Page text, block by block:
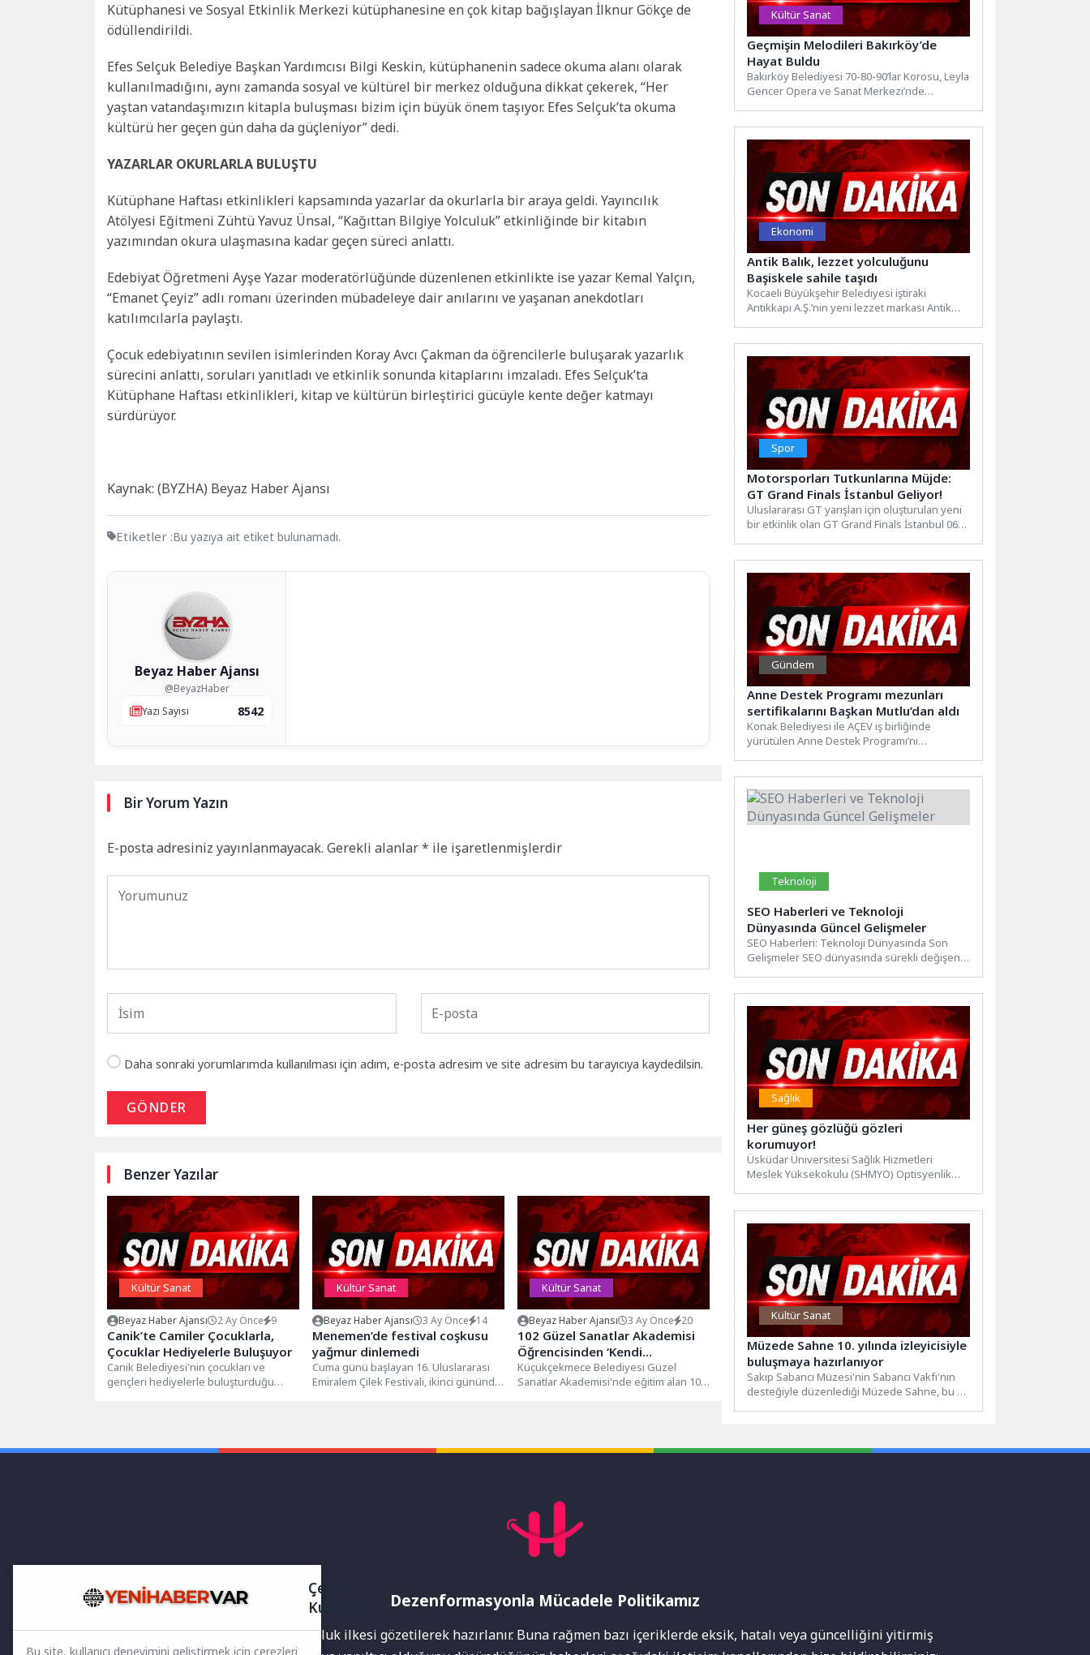
Kütüphanesi ve Sosyal Etkinlik Merkezi kütüphanesine en çok kitap bağışlayan İlknur Gökçe de
ödüllendirildi.
Efes Selçuk Belediye Başkan Yardımcısı Bilgi Keskin, kütüphanenin sadece okuma alanı olarak
kullanılmadığını, aynı zamanda sosyal ve kültürel bir merkez olduğuna dikkat çekerek, “Her
yaştan vatandaşımızın kitapla buluşması bizim için büyük önem taşıyor. Efes Selçuk’ta okuma
kültürü her geçen gün daha da güçleniyor” dedi.
YAZARLAR OKURLARLA BULUŞTU
Kütüphane Haftası etkinlikleri kapsamında yazarlar da okurlarla bir araya geldi. Yayıncılık
Atölyesi Eğitmeni Zühtü Yavuz Ünsal, “Kağıttan Bilgiye Yolculuk” etkinliğinde bir kitabın
yazımından okura ulaşmasına kadar geçen süreci anlattı.
Edebiyat Öğretmeni Ayşe Yazar moderatörlüğünde düzenlenen etkinlikte ise yazar Kemal Yalçın,
“Emanet Çeyiz” adlı romanı üzerinden mübadeleye dair anılarını ve yaşanan anekdotları
katılımcılarla paylaştı.
Çocuk edebiyatının sevilen isimlerinden Koray Avcı Çakman da öğrencilerle buluşarak yazarlık
sürecini anlattı, soruları yanıtladı ve etkinlik sonunda kitaplarını imzaladı. Efes Selçuk’ta
Kütüphane Haftası etkinlikleri, kitap ve kültürün birleştirici gücüyle kente değer katmayı
sürdürüyor.
Kaynak: (BYZHA) Beyaz Haber Ajansı
Etiketler :Bu yazıya ait etiket bulunamadı.
Beyaz Haber Ajansı
@BeyazHaber
Yazı Sayısı
8542
Bir Yorum Yazın
E-posta adresiniz yayınlanmayacak. Gerekli alanlar* ile işaretlenmişlerdir
Daha sonraki yorumlarımda kullanılması için adım, e-posta adresim ve site adresim bu tarayıcıya kaydedilsin.
GÖNDER
Benzer Yazılar
Kültür Sanat
Beyaz Haber Ajansı 2 Ay Önce 9
Canik’te Camiler Çocuklarla,
Çocuklar Hediyelerle Buluşuyor
Canik Belediyesi'nin çocukları ve
gençleri hediyelerle buluşturduğu
Kültür Sanat
Beyaz Haber Ajansı 3 Ay Önce 14
Menemen’de festival coşkusu
yağmur dinlemedi
Cuma günü başlayan 16. Uluslararası
Emiralem Çilek Festivali, ikinci gününde
Kültür Sanat
Beyaz Haber Ajansı 3 Ay Önce 20
102 Güzel Sanatlar Akademisi
Öğrencisinden ‘Kendi
Gölgemde’ Sergisi
Küçükçekmece Belediyesi Güzel
Sanatlar Akademisi'nde eğitim alan 102
Kültür Sanat
Geçmişin Melodileri Bakırköy’de
Hayat Buldu
Bakırköy Belediyesi 70-80-90’lar Korosu, Leyla
Gencer Opera ve Sanat Merkezi’nde
Ekonomi
Antik Balık, lezzet yolculuğunu
Başiskele sahile taşıdı
Kocaeli Büyükşehir Belediyesi iştiraki
Antikkapı A.Ş.’nin yeni lezzet markası Antik
Spor
Motorsporları Tutkunlarına Müjde:
GT Grand Finals İstanbul Geliyor!
Uluslararası GT yarışları için oluşturulan yeni
bir etkinlik olan GT Grand Finals İstanbul 06-
Gündem
Anne Destek Programı mezunları
sertifikalarını Başkan Mutlu’dan aldı
Konak Belediyesi ile AÇEV iş birliğinde
yürütülen Anne Destek Programı’nı
Teknoloji
SEO Haberleri ve Teknoloji
Dünyasında Güncel Gelişmeler
SEO Haberleri: Teknoloji Dünyasında Son
Gelişmeler SEO dünyasında sürekli değişen
Sağlık
Her güneş gözlüğü gözleri
korumuyor!
Üsküdar Üniversitesi Sağlık Hizmetleri
Meslek Yüksekokulu (SHMYO) Optisyenlik
Kültür Sanat
Müzede Sahne 10. yılında izleyicisiyle
buluşmaya hazırlanıyor
Sakıp Sabancı Müzesi'nin Sabancı Vakfı'nın
desteğiyle düzenlediği Müzede Sahne, bu yıl
Dezenformasyonla Mücadele Politikamız
Yayınlanan haberler doğruluk ilkesi gözetilerek hazırlanır. Buna rağmen bazı içeriklerde eksik, hatalı veya güncelliğini yitirmiş
Çerez
Kullanımı
Bu site, kullanıcı deneyimini geliştirmek için çerezleri